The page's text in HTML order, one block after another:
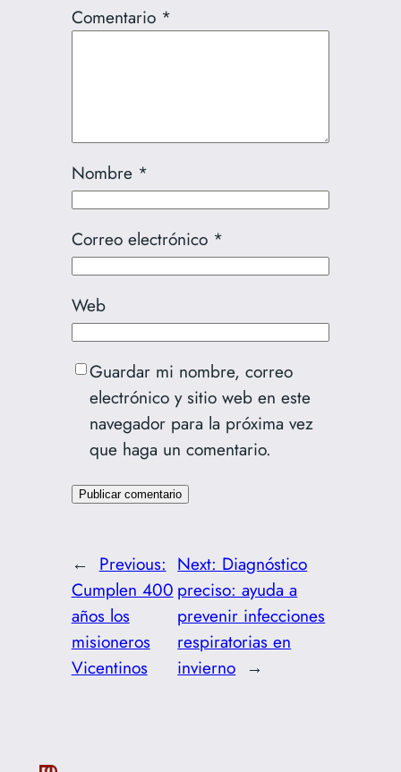
Comentario *
Nombre *
Correo electrónico *
Web
Guardar mi nombre, correo
electrónico y sitio web en este
navegador para la próxima vez
que haga un comentario.
← Previous:
Cumplen 400
años los
misioneros
Vicentinos
Next: Diagnóstico
preciso: ayuda a
prevenir infecciones
respiratorias en
invierno →